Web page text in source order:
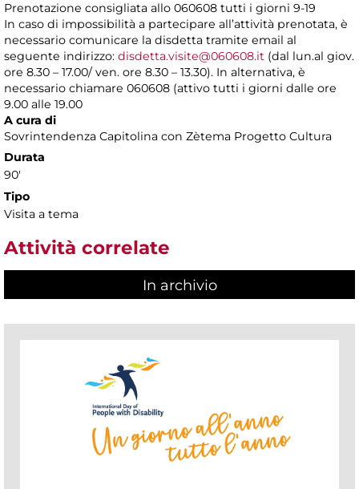
Prenotazione consigliata allo 060608 tutti i giorni 9-19
In caso di impossibilità a partecipare all’attività prenotata, è
necessario comunicare la disdetta tramite email al
seguente indirizzo: disdetta.visite@060608.it (dal lun.al giov.
ore 8.30 – 17.00/ ven. ore 8.30 – 13.30). In alternativa, è
necessario chiamare 060608 (attivo tutti i giorni dalle ore
9.00 alle 19.00
A cura di
Sovrintendenza Capitolina con Zètema Progetto Cultura
Durata
90'
Tipo
Visita a tema
Attività correlate
In archivio